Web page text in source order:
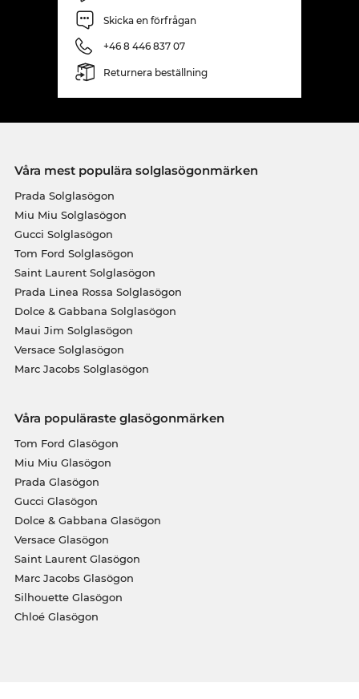
Skicka en förfrågan
+46 8 446 837 07
Returnera beställning
Våra mest populära solglasögonmärken
Prada Solglasögon
Miu Miu Solglasögon
Gucci Solglasögon
Tom Ford Solglasögon
Saint Laurent Solglasögon
Prada Linea Rossa Solglasögon
Dolce & Gabbana Solglasögon
Maui Jim Solglasögon
Versace Solglasögon
Marc Jacobs Solglasögon
Våra populäraste glasögonmärken
Tom Ford Glasögon
Miu Miu Glasögon
Prada Glasögon
Gucci Glasögon
Dolce & Gabbana Glasögon
Versace Glasögon
Saint Laurent Glasögon
Marc Jacobs Glasögon
Silhouette Glasögon
Chloé Glasögon